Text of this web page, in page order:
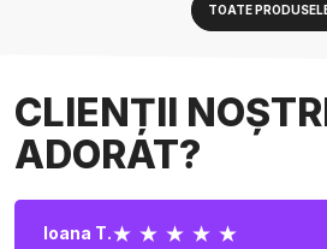
TOATE
CLIENȚII
ADORAT?
Ioana T.★ ★ ★ ★ ★